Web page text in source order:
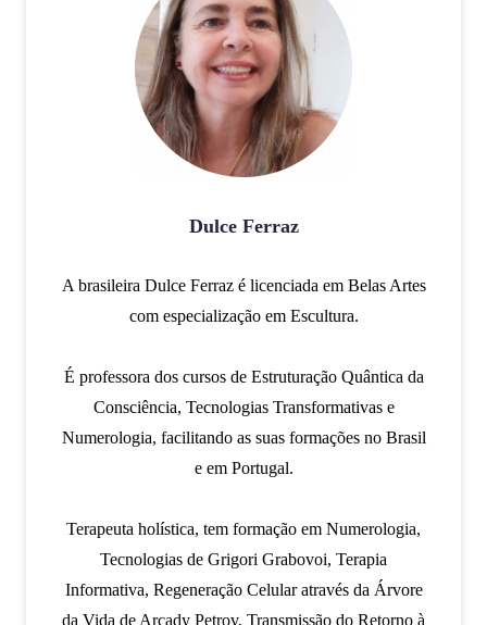
Dulce Ferraz
A brasileira Dulce Ferraz é licenciada em Belas Artes
com especialização em Escultura.
É professora dos cursos de Estruturação Quântica da
Consciência, Tecnologias Transformativas e
Numerologia, facilitando as suas formações no Brasil
e em Portugal.
Terapeuta holística, tem formação em Numerologia,
Tecnologias de Grigori Grabovoi, Terapia
Informativa, Regeneração Celular através da Árvore
da Vida de Arcady Petrov, Transmissão do Retorno à